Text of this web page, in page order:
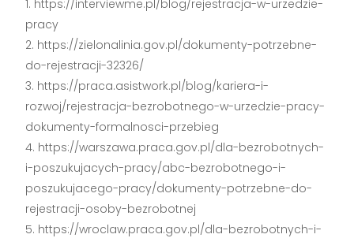
https://interviewme.pl/blog/rejestracja-w-urzedzie-
pracy
https://zielonalinia.gov.pl/dokumenty-potrzebne-
do-rejestracji-32326/
https://praca.asistwork.pl/blog/kariera-i-
rozwoj/rejestracja-bezrobotnego-w-urzedzie-pracy-
dokumenty-formalnosci-przebieg
https://warszawa.praca.gov.pl/dla-bezrobotnych-
i-poszukujacych-pracy/abc-bezrobotnego-i-
poszukujacego-pracy/dokumenty-potrzebne-do-
rejestracji-osoby-bezrobotnej
https://wroclaw.praca.gov.pl/dla-bezrobotnych-i-